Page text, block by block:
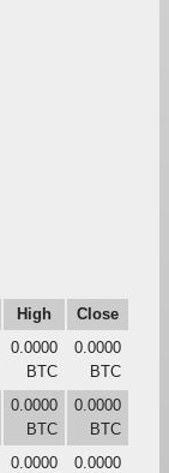
High
Close
0.0000
BTC
0.0000
BTC
0.0000
BTC
0.0000
BTC
0.0000
0.0000